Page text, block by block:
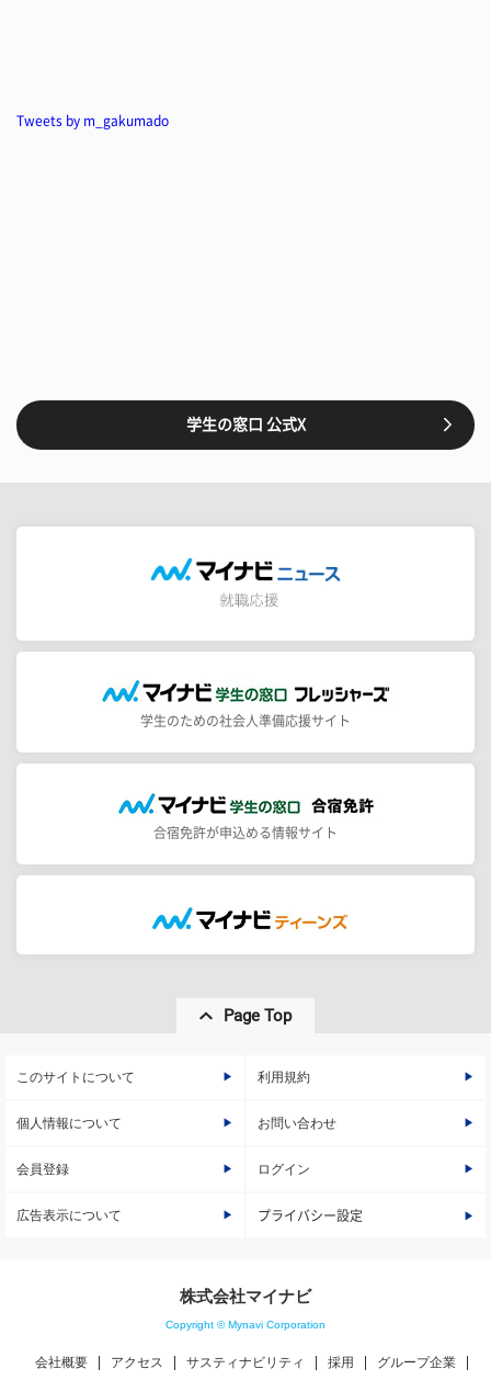
Tweets by m_gakumado
学生の窓口 公式X
学生のための社会人準備応援サイト
合宿免許が申込める情報サイト
Page Top
このサイトについて 利用規約
個人情報について お問い合わせ
会員登録 ログイン
広告表示について プライバシー設定
株式会社マイナビ
Copyright © Mynavi Corporation
会社概要 アクセス サスティナビリティ 採用 グループ企業